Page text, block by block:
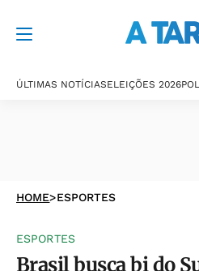
ÚLTIMAS NOTÍCIASELEIÇÕES 2026
HOME>ESPORTES
ESPORTES
Brasil busca bi do